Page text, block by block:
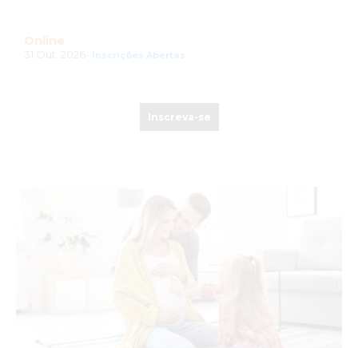
Online
Inscrições Abertas